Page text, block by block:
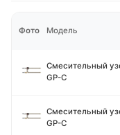
Фото Модель
Смесительный
GP-C
Смесительный
GP-C